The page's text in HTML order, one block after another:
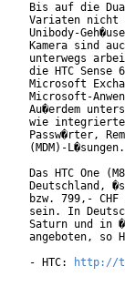
Bis auf die
Variaten nicht
Unibody-
Kamera sind
unterwegs
die HTC
Microsoft
Microsoft-
Au�erdem
wie integrierte
Passw�rter,
(MDM)-L�sungen.
Das HTC One
Deutschland,
bzw. 799,-
sein. In
Saturn und in
angeboten, so
- HTC:
http://